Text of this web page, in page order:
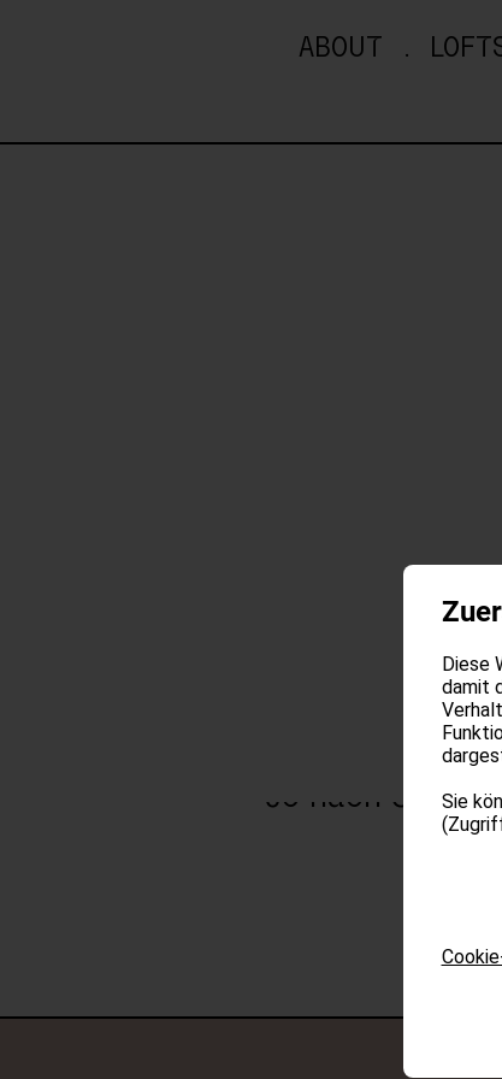
ABOUT
Je nach
Diese
damit
Sie